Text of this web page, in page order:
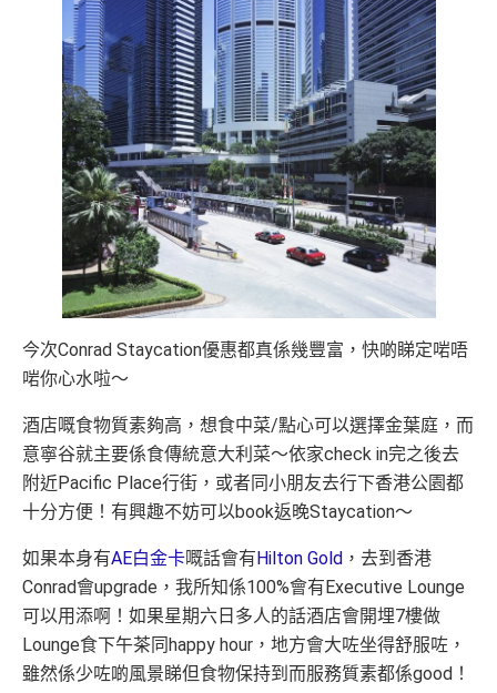
今次Conrad Staycation優惠都真係幾豐富，快啲睇定啱唔
啱你心水啦～
酒店嘅食物質素夠高，想食中菜/點心可以選擇金葉庭，而
意寧谷就主要係食傳統意大利菜～依家check in完之後去
附近Pacific Place行街，或者同小朋友去行下香港公園都
十分方便！有興趣不妨可以book返晚Staycation～
如果本身有AE白金卡嘅話會有 Hilton Gold ，去到香港
Conrad會upgrade，我所知係100%會有Executive Lounge
可以用添啊！如果星期六日多人的話酒店會開埋7樓做
Lounge食下午茶同happy hour，地方會大咗坐得舒服咗，
雖然係少咗啲風景睇但食物保持到而服務質素都係good！